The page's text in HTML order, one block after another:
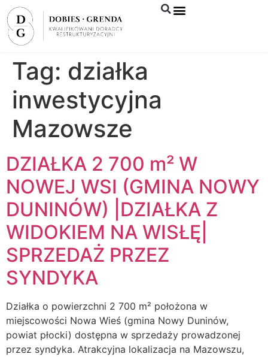
Tag: działka
inwestycyjna
Mazowsze
DZIAŁKA 2 700 m² W
NOWEJ WSI (GMINA NOWY
DUNINÓW) |DZIAŁKA Z
WIDOKIEM NA WISŁĘ|
SPRZEDAŻ PRZEZ
SYNDYKA
Działka o powierzchni 2 700 m² położona w
miejscowości Nowa Wieś (gmina Nowy Duninów,
powiat płocki) dostępna w sprzedaży prowadzonej
przez syndyka. Atrakcyjna lokalizacja na Mazowszu,